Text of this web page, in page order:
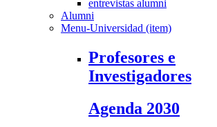
entrevistas alumni
Alumni
Menu-Universidad (item)
Profesores e
Investigadores
Agenda 2030